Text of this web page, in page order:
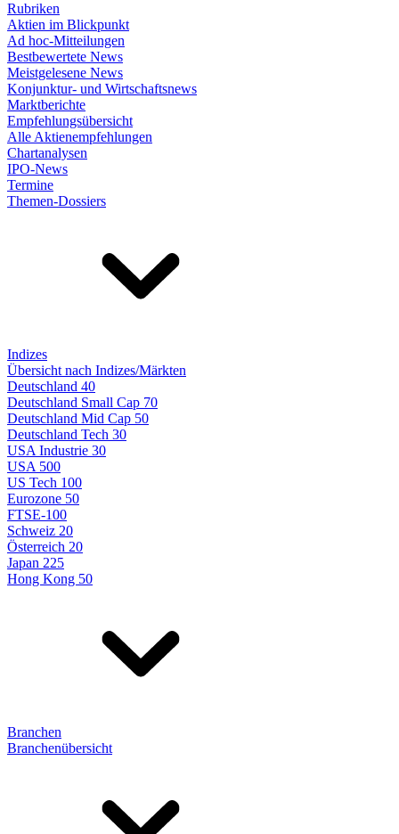
Rubriken
Aktien im Blickpunkt
Ad hoc-Mitteilungen
Bestbewertete News
Meistgelesene News
Konjunktur- und Wirtschaftsnews
Marktberichte
Empfehlungsübersicht
Alle Aktienempfehlungen
Chartanalysen
IPO-News
Termine
Themen-Dossiers
Indizes
Übersicht nach Indizes/Märkten
Deutschland 40
Deutschland Small Cap 70
Deutschland Mid Cap 50
Deutschland Tech 30
USA Industrie 30
USA 500
US Tech 100
Eurozone 50
FTSE-100
Schweiz 20
Österreich 20
Japan 225
Hong Kong 50
Branchen
Branchenübersicht